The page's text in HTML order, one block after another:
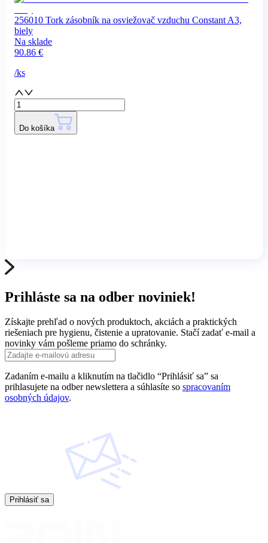
256010 Tork zásobník na osviežovač vzduchu Constant A3,
biely
Na sklade
90.86 €
/ks
Do košíka
Prihláste sa na odber noviniek!
Získajte prehľad o nových produktoch, akciách a praktických
riešeniach pre hygienu, čistenie a upratovanie. Stačí zadať e-mail a
novinky vám pošleme priamo do schránky.
Zadaním e-mailu a kliknutím na tlačidlo “Prihlásiť sa” sa
prihlasujete na odber newslettera a súhlasíte so spracovaním
osobných údajov.
Prihlásiť sa